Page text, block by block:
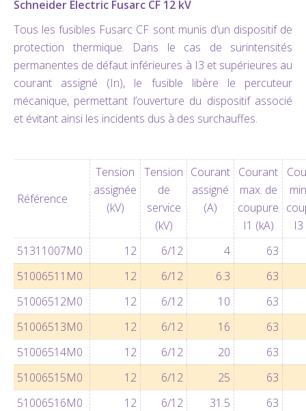
Schneider Electric Fusarc CF 12 kV
Tous les fusibles Fusarc CF sont munis d’un dispositif de
protection thermique. Dans le cas de surintensités
permanentes de défaut inférieures à I3 et supérieures au
courant assigné (In), le fusible libère le percuteur
mécanique, permettant l’ouverture du dispositif associé
et évitant ainsi les incidents dus à des surchauffes.
Référence
Tension
assignée
(kV)
Tension
de
service
(kV)
Courant
assigné
(A)
Courant
max. de
coupure
I1 (kA)
I3
51311007M0
12 6/12 4
63
51006511M0
12 6/12 6.3
63
51006512M0
12 6/12 10
63
51006513M0
12 6/12 16
63
51006514M0
12 6/12 20
63
51006515M0
12 6/12 25
63
51006516M0
12 6/12 31.5
63